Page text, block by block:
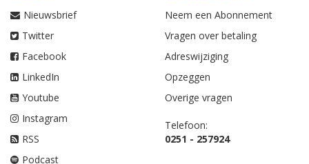
Nieuwsbrief
Twitter
Facebook
LinkedIn
Youtube
Instagram
RSS
Podcast
Neem een Abonnement
Vragen over betaling
Adreswijziging
Opzeggen
Overige vragen
Telefoon:
0251 - 257924